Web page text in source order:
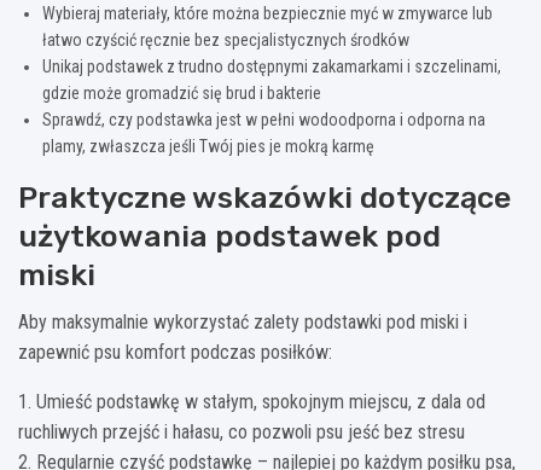
Wybieraj materiały, które można bezpiecznie myć w zmywarce lub
łatwo czyścić ręcznie bez specjalistycznych środków
Unikaj podstawek z trudno dostępnymi zakamarkami i szczelinami,
gdzie może gromadzić się brud i bakterie
Sprawdź, czy podstawka jest w pełni wodoodporna i odporna na
plamy, zwłaszcza jeśli Twój pies je mokrą karmę
Praktyczne wskazówki dotyczące
użytkowania podstawek pod
miski
Aby maksymalnie wykorzystać zalety podstawki pod miski i
zapewnić psu komfort podczas posiłków:
1. Umieść podstawkę w stałym, spokojnym miejscu, z dala od
ruchliwych przejść i hałasu, co pozwoli psu jeść bez stresu
2. Regularnie czyść podstawkę – najlepiej po każdym posiłku psa,